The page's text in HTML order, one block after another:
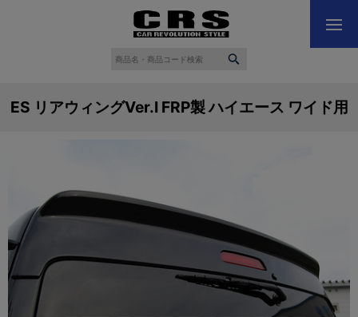
ES リアウィングVer.I FRP製 ハイエース ワイド用